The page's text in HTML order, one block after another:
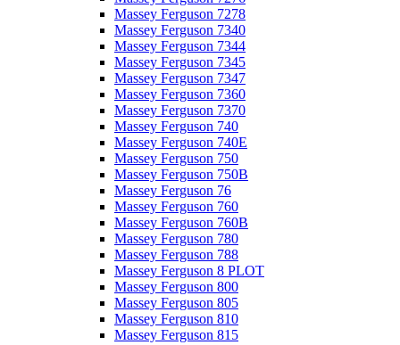
Massey Ferguson 7278
Massey Ferguson 7340
Massey Ferguson 7344
Massey Ferguson 7345
Massey Ferguson 7347
Massey Ferguson 7360
Massey Ferguson 7370
Massey Ferguson 740
Massey Ferguson 740E
Massey Ferguson 750
Massey Ferguson 750B
Massey Ferguson 76
Massey Ferguson 760
Massey Ferguson 760B
Massey Ferguson 780
Massey Ferguson 788
Massey Ferguson 8 PLOT
Massey Ferguson 800
Massey Ferguson 805
Massey Ferguson 810
Massey Ferguson 815